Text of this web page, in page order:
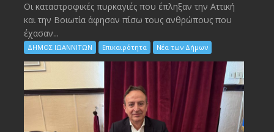
Οι καταστροφικές πυρκαγιές που έπληξαν την Αττική
και την Bοιωτία άφησαν πίσω τους ανθρώπους που
έχασαν...
ΔΗΜΟΣ ΙΩΑΝΝΙΤΩΝ Επικαιρότητα Νέα των Δήμων